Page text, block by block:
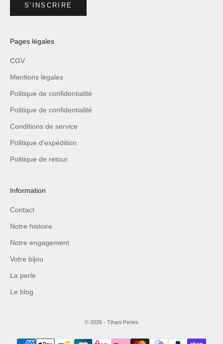
S'INSCRIRE
Pages légales
CGV
Mentions légales
Politique de confidentialité
Politique de confidentialité
Conditions de service
Politique d'expédition
Politique de retour
Information
Contact
Notre histoire
Notre engagement
Votre bijou
La perle
Le blog
© 2026 - Tihani Perles